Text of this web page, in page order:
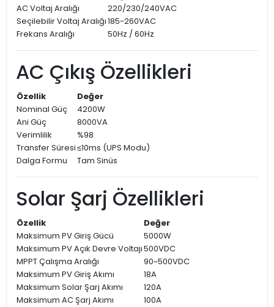
AC Voltaj Aralığı
220/230/240VAC
Seçilebilir Voltaj Aralığı185-260VAC
Frekans Aralığı
50Hz / 60Hz
AC Çıkış Özellikleri
Özellik
Değer
Nominal Güç
4200W
Ani Güç
8000VA
Verimlilik
%98
Transfer Süresi≤10ms (UPS Modu)
Dalga Formu
Tam Sinüs
Solar Şarj Özellikleri
Özellik
Değer
Maksimum PV Giriş Gücü
5000W
Maksimum PV Açık Devre Voltajı500VDC
MPPT Çalışma Aralığı
90~500VDC
Maksimum PV Giriş Akımı
18A
Maksimum Solar Şarj Akımı
120A
Maksimum AC Şarj Akımı
100A